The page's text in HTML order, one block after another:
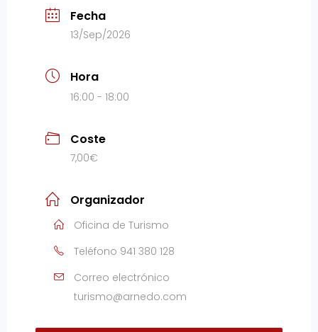
Fecha
13/Sep/2026
Hora
16:00 - 18:00
Coste
7,00€
Organizador
Oficina de Turismo
Teléfono 941 380 128
Correo electrónico
turismo@arnedo.com